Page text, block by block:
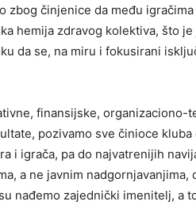
zbog činjenice da među
hemija zdravog kolektiva, što je
da se, na miru i fokusirani
finansijske, organizaciono-
pozivamo sve činioce kluba
i igrača, pa do najvatrenijih
a ne javnim nadgornjavanjima,
nađemo zajednički imenitelj, a